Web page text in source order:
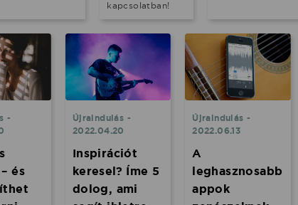
kapcsolatban!
-
és
Újraindulás -
2022.04.20
Inspirációt
keresel? Íme 5
dolog, ami
Újraindulás -
2022.06.13
A
leghasznosabb
appok